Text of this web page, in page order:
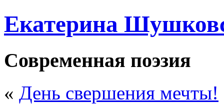
Екатерина
Современная поэзия
« День свершения мечты!